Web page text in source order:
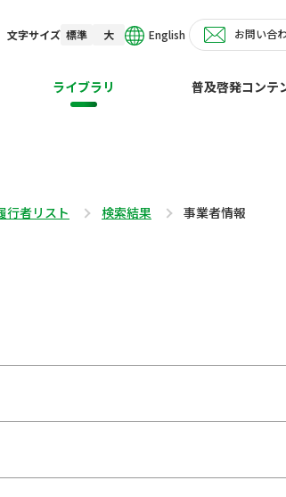
文字サイズ 標準 大 English お問い合
ライブラリ 普及啓発コンテ
行者リスト 検索結果 事業者情報